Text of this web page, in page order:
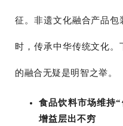
征。非遗文化融合产品包
时，传承中华传统文化
的融合无疑是明智之举。
食品饮料市场维持
增益层出不穷